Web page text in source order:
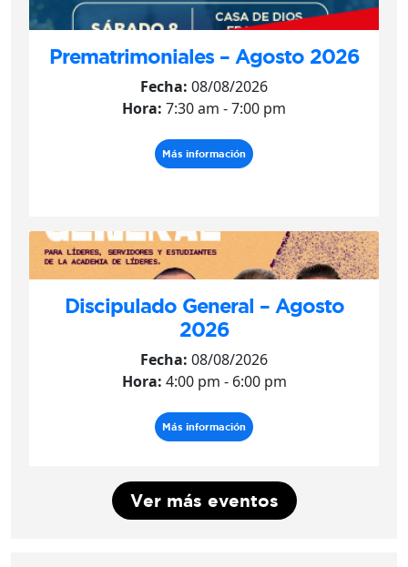
Prematrimoniales – Agosto 2026
Fecha: 08/08/2026
Hora: 7:30 am - 7:00 pm
Más información
Discipulado General – Agosto
2026
Fecha: 08/08/2026
Hora: 4:00 pm - 6:00 pm
Más información
Ver más eventos